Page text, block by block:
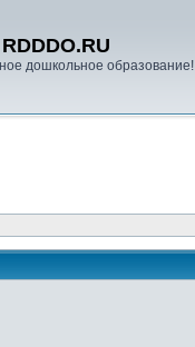
дошкольное образование!